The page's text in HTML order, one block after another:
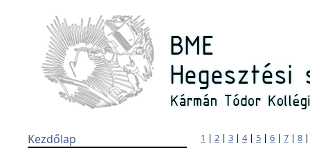
Kezdőlap
1 | 2 | 3 | 4| 5 | 6 | 7 | 8